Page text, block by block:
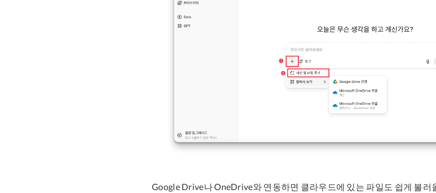
Google Drive나 OneDrive와 연동하면 클라우드에 있는 파일도 쉽게 불러